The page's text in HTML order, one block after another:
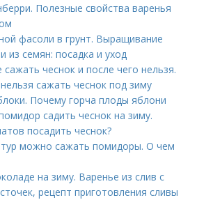
Полезные свойства варенья
фасоли в грунт. Выращивание
из семян: посадка и уход
чеснок и после чего нельзя.
сажать чеснок под зиму
Почему горча плоды яблони
садить чеснок на зиму.
посадить чеснок?
можно сажать помидоры. О чем
на зиму. Варенье из слив с
рецепт приготовления сливы